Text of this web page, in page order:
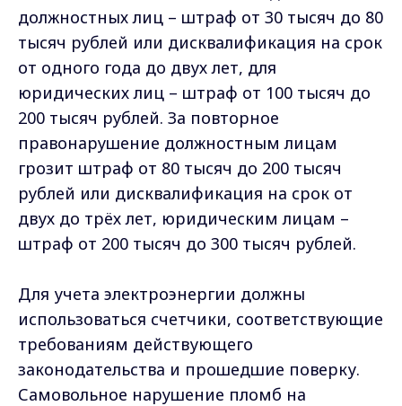
должностных лиц – штраф от 30 тысяч до 80
тысяч рублей или дисквалификация на срок
от одного года до двух лет, для
юридических лиц – штраф от 100 тысяч до
200 тысяч рублей. За повторное
правонарушение должностным лицам
грозит штраф от 80 тысяч до 200 тысяч
рублей или дисквалификация на срок от
двух до трёх лет, юридическим лицам –
штраф от 200 тысяч до 300 тысяч рублей.
Для учета электроэнергии должны
использоваться счетчики, соответствующие
требованиям действующего
законодательства и прошедшие поверку.
Самовольное нарушение пломб на